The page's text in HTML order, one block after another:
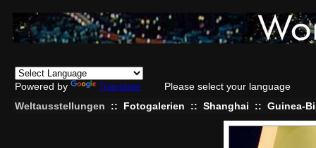
Powered by Translate
Please select your language
Weltausstellungen
:: Fotogalerien :: Shanghai :: Guinea-